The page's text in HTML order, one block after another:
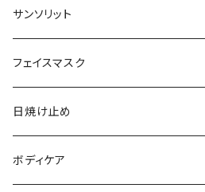
化粧品
コラージュフルフルホイップソープ
メイク落とし
化粧水
美容液
ソープ
ローション
サンソリット
日焼け止め
フェイスマスク
フェイスマスク
サンソリット
日焼け止め
サンソリット
ボディケア